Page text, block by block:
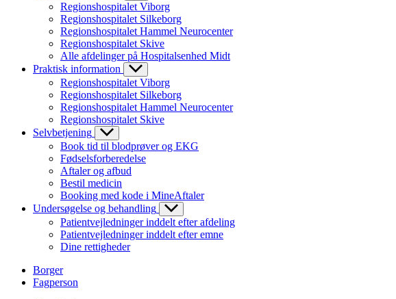
Regionshospitalet Viborg
Regionshospitalet Silkeborg
Regionshospitalet Hammel Neurocenter
Regionshospitalet Skive
Alle afdelinger på Hospitalsenhed Midt
Praktisk information
Regionshospitalet Viborg
Regionshospitalet Silkeborg
Regionshospitalet Hammel Neurocenter
Regionshospitalet Skive
Selvbetjening
Book tid til blodprøver og EKG
Fødselsforberedelse
Aftaler og afbud
Bestil medicin
Booking med kode i MineAftaler
Undersøgelse og behandling
Patientvejledninger inddelt efter afdeling
Patientvejledninger inddelt efter emne
Dine rettigheder
Borger
Fagperson